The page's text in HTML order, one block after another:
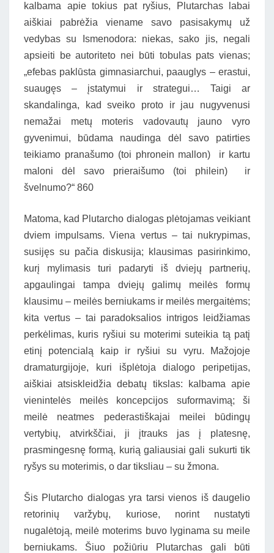
kalbama apie tokius pat ryšius, Plutarchas labai
aiškiai pabrėžia viename savo pasisakymų už
vedybas su Ismenodora: niekas, sako jis, negali
apsieiti be autoriteto nei būti tobulas pats vienas;
„efebas paklūsta gimnasiarchui, paauglys – erastui,
suaugęs – įstatymui ir strategui… Taigi ar
skandalinga, kad sveiko proto ir jau nugyvenusi
nemažai metų moteris vadovautų jauno vyro
gyvenimui, būdama naudinga dėl savo patirties
teikiamo pranašumo (toi phronein mallon) ir kartu
maloni dėl savo prieraišumo (toi philein) ir
švelnumo?“ 860
Matoma, kad Plutarcho dialogas plėtojamas veikiant
dviem impulsams. Viena vertus – tai nukrypimas,
susijęs su pačia diskusija; klausimas pasirinkimo,
kurį mylimasis turi padaryti iš dviejų partnerių,
apgaulingai tampa dviejų galimų meilės formų
klausimu – meilės berniukams ir meilės mergaitėms;
kita vertus – tai paradoksalios intrigos leidžiamas
perkėlimas, kuris ryšiui su moterimi suteikia tą patį
etinį potencialą kaip ir ryšiui su vyru. Mažojoje
dramaturgijoje, kuri išplėtoja dialogo peripetijas,
aiškiai atsiskleidžia debatų tikslas: kalbama apie
vienintelės meilės koncepcijos suformavimą; ši
meilė neatmes pederastiškajai meilei būdingų
vertybių, atvirkščiai, ji įtrauks jas į platesnę,
prasmingesnę formą, kurią galiausiai gali sukurti tik
ryšys su moterimis, o dar tiksliau – su žmona.
Šis Plutarcho dialogas yra tarsi vienos iš daugelio
retorinių varžybų, kuriose, norint nustatyti
nugalėtoją, meilė moterims buvo lyginama su meile
berniukams. Šiuo požiūriu Plutarchas gali būti